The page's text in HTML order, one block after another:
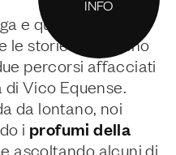
INFO
e quello delle
le storie che hanno
percorsi affacciati
Vico Equense.
da lontano, noi
i profumi della
ascoltando alcuni di